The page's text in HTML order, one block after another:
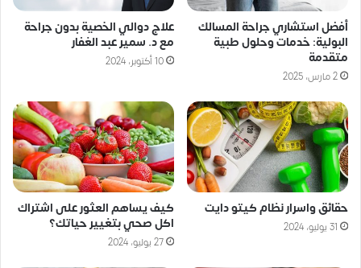
أفضل استشاري جراحة المسالك
البولية: خدمات وحلول طبية
متقدمة
2 مارس، 2025
علاج دوالي الخصية بدون جراحة
مع د. سمير عبد الغفار
10 أكتوبر، 2024
حقائق واسرار نظام كيتو دايت
31 يوليو، 2024
كيف يساهم العثور على اشتراك
اكل صحي بتغيير حياتك؟
27 يوليو، 2024